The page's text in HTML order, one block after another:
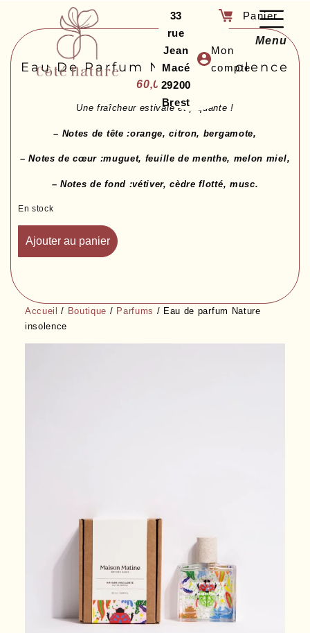
33
rue
Jean
Macé
29200
Brest
Mon
compte
Menu
Accueil / Boutique / Parfums / Eau de parfum Nature
insolence
Eau De Parfum Nature Insolence
60,00€
Une fraîcheur estivale et piquante !
– Notes de tête :orange, citron, bergamote,
– Notes de cœur :muguet, feuille de menthe, melon miel,
– Notes de fond :vétiver, cèdre flotté, musc.
En stock
Ajouter au panier